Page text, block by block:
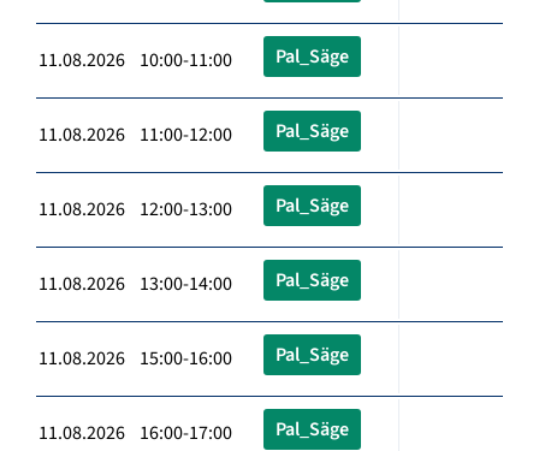
11.08.2026 10:00-11:00 Pal_Säge
11.08.2026 11:00-12:00 Pal_Säge
11.08.2026 12:00-13:00 Pal_Säge
11.08.2026 13:00-14:00 Pal_Säge
11.08.2026 15:00-16:00 Pal_Säge
11.08.2026 16:00-17:00 Pal_Säge